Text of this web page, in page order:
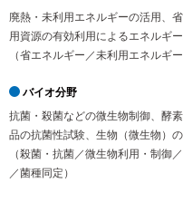
廃熱・未利用エネルギーの活用、
用資源の有効利用によるエネルギ
（省エネルギー／未利用エネルギ
バイオ分野
抗菌・殺菌などの微生物制御、酵
品の抗菌性試験、生物（微生物）
（殺菌・抗菌／微生物利用・制御
／菌種同定）